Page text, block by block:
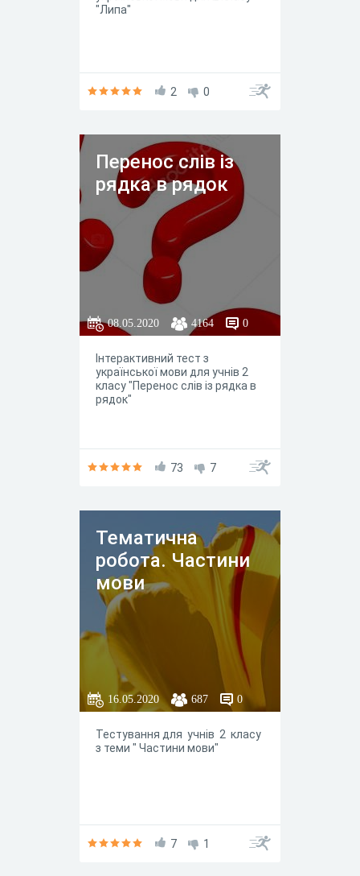
"Липа"
2 0
Перенос слів iз
рядка в рядок
08.05.2020 4164 0
Iнтерактивний тест з
української мови для учнiв 2
класу "Перенос слів iз рядка в
рядок"
73 7
Тематична
робота. Частини
мови
16.05.2020 687 0
Тестування для учнів 2 класу
з теми " Частини мови"
7 1